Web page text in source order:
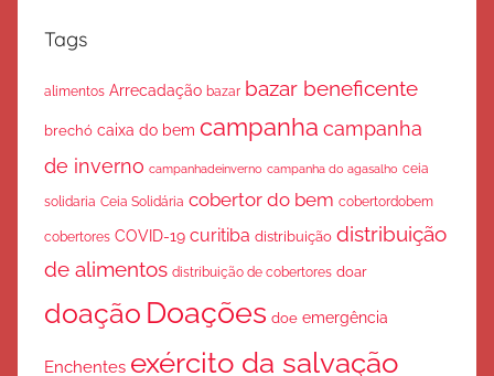
Tags
alimentos Arrecadação bazar bazar beneficente
brechó caixa do bem campanha campanha
de inverno campanhadeinverno campanha do agasalho ceia
solidaria Ceia Solidária cobertor do bem cobertordobem
cobertores COVID-19 curitiba distribuição distribuição
de alimentos distribuição de cobertores doar
doação Doações doe emergência
Enchentes exército da salvação